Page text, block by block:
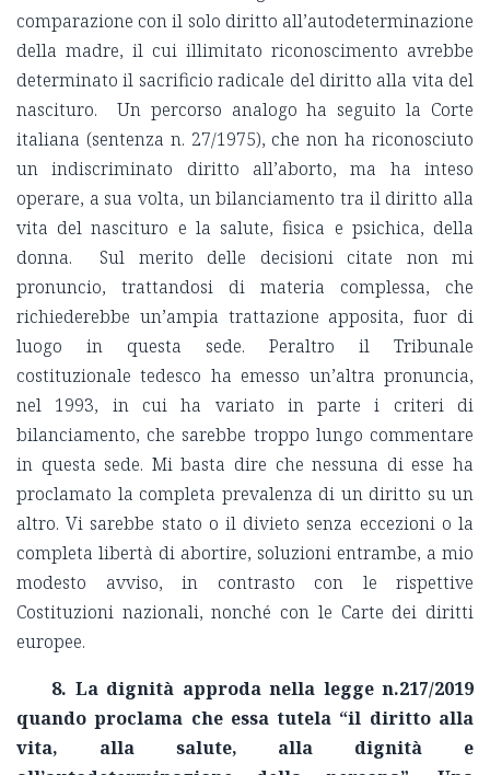
comparazione con il solo diritto all’autodeterminazione
della madre, il cui illimitato riconoscimento avrebbe
determinato il sacrificio radicale del diritto alla vita del
nascituro. Un percorso analogo ha seguito la Corte
italiana (sentenza n. 27/1975), che non ha riconosciuto
un indiscriminato diritto all’aborto, ma ha inteso
operare, a sua volta, un bilanciamento tra il diritto alla
vita del nascituro e la salute, fisica e psichica, della
donna. Sul merito delle decisioni citate non mi
pronuncio, trattandosi di materia complessa, che
richiederebbe un’ampia trattazione apposita, fuor di
luogo in questa sede. Peraltro il Tribunale
costituzionale tedesco ha emesso un’altra pronuncia,
nel 1993, in cui ha variato in parte i criteri di
bilanciamento, che sarebbe troppo lungo commentare
in questa sede. Mi basta dire che nessuna di esse ha
proclamato la completa prevalenza di un diritto su un
altro. Vi sarebbe stato o il divieto senza eccezioni o la
completa libertà di abortire, soluzioni entrambe, a mio
modesto avviso, in contrasto con le rispettive
Costituzioni nazionali, nonché con le Carte dei diritti
europee.
8. La dignità approda nella legge n.217/2019
quando proclama che essa tutela “il diritto alla
vita, alla salute, alla dignità e